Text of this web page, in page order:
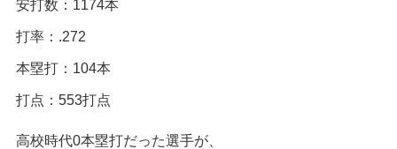
安打数：1174本
打率：.272
本塁打：104本
打点：553打点
高校時代0本塁打だった選手が、